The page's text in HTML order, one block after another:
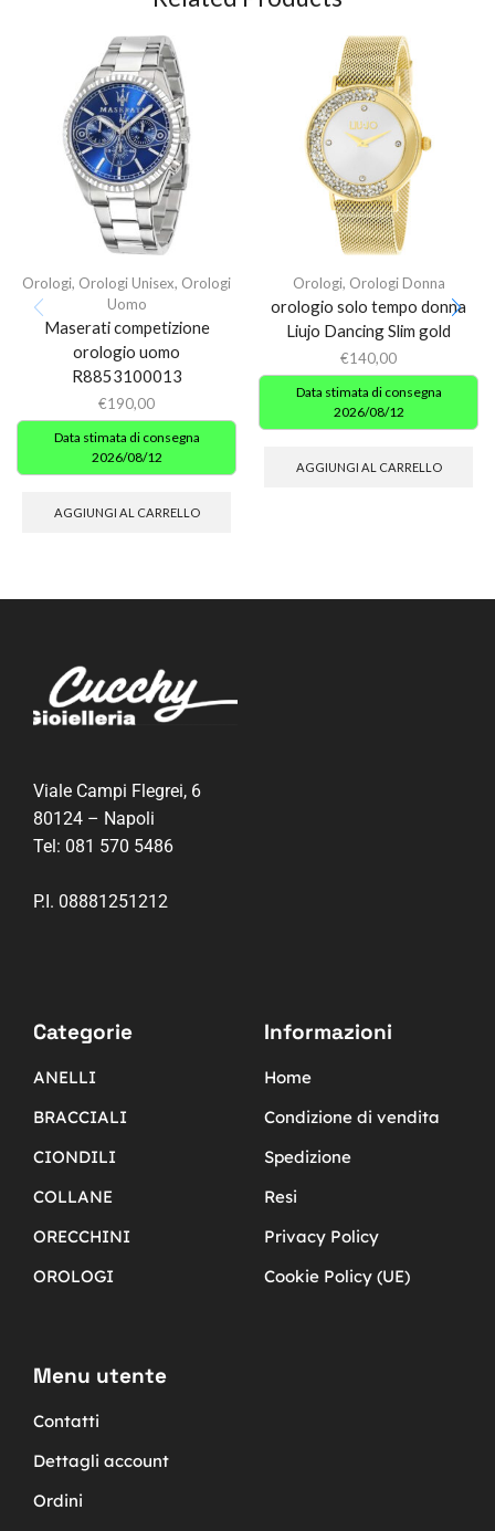
Orologi, Orologi Unisex, Orologi
Uomo
Maserati competizione
orologio uomo
R8853100013
€190,00
Data stimata di consegna
2026/08/12
AGGIUNGI AL CARRELLO
Orologi, Orologi Donna
orologio solo tempo donna
Liujo Dancing Slim gold
€140,00
Data stimata di consegna
2026/08/12
AGGIUNGI AL CARRELLO
Viale Campi Flegrei, 6
80124 – Napoli
Tel: 081 570 5486
P.I. 08881251212
Categorie
ANELLI
BRACCIALI
CIONDILI
COLLANE
ORECCHINI
OROLOGI
Informazioni
Home
Condizione di vendita
Spedizione
Resi
Privacy Policy
Cookie Policy (UE)
Menu utente
Contatti
Dettagli account
Ordini